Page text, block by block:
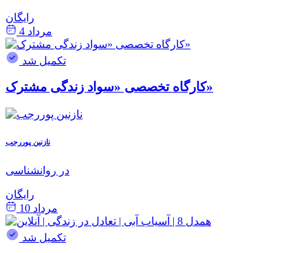
رایگان
مرداد 4
تکمیل شد
کارگاه تخصصی «سواد زندگی مشترک»
نازنین پوررجب
در روانشناسی
رایگان
مرداد 10
تکمیل شد